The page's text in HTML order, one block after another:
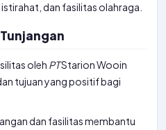
dan fasilitas olahraga.
oleh PTStarion Wooin
tujuan yang positif bagi
dan fasilitas membantu